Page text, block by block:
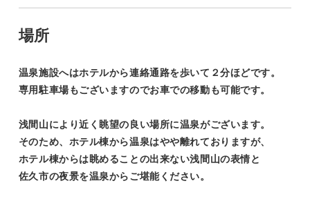
場所
温泉施設へはホテルから連絡通路を歩いて２分ほどです。
専用駐車場もございますのでお車での移動も可能です。
浅間山により近く眺望の良い場所に温泉がございます。
そのため、ホテル棟から温泉はやや離れておりますが、
ホテル棟からは眺めることの出来ない浅間山の表情と
佐久市の夜景を温泉からご堪能ください。